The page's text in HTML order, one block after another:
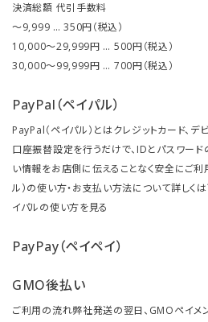
決済総額 代引手数料
～9,999 … 350円（税込）
10,000～29,999円 … 500円（税込）
30,000～99,999円 … 700円（税込）
PayPal（ペイパル）
PayPal（ペイパル）とはクレジットカード、デ
口座振替設定を行うだけで、IDとパスワー
い情報をお店側に伝えることなく安全にご利
ル）の使い方・お支払い方法について詳しく
イパルの使い方を見る
PayPay（ペイペイ）
GMO後払い
ご利用の流れ弊社発送の翌日、GMOペイメ